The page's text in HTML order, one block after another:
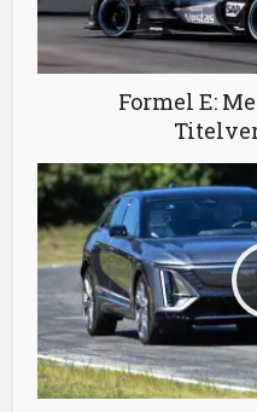
Formel E: